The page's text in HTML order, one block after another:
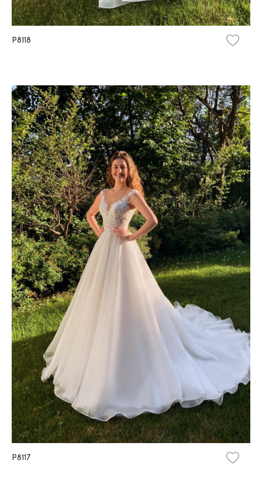
P8118
P8117